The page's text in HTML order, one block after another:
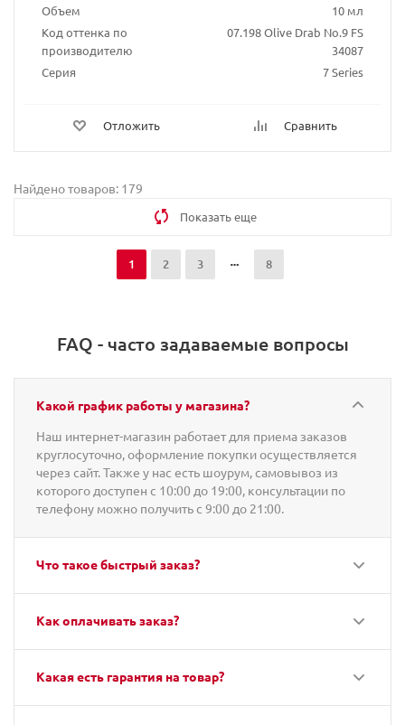
Объем
10 мл
Код оттенка по
производителю
07.198 Olive Drab No.9 FS
34087
Серия
7 Series
Отложить Сравнить
Найдено товаров: 179
Показать еще
1 2 3 8
FAQ - часто задаваемые вопросы
Какой график работы у магазина?
Наш интернет-магазин работает для приема заказов
круглосуточно, оформление покупки осуществляется
через сайт. Также у нас есть шоурум, самовывоз из
которого доступен с 10:00 до 19:00, консультации по
телефону можно получить с 9:00 до 21:00.
Что такое быстрый заказ?
Как оплачивать заказ?
Какая есть гарантия на товар?